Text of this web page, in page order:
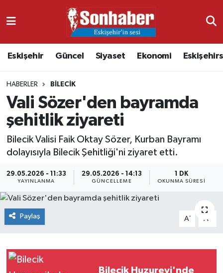
Eskişehir Güncel Siyaset Ekonomi
HABERLER BILECIK
Vali Sözer'den bayramda
şehitlik ziyareti
Bilecik Valisi Faik Oktay Sözer, Kurban Bayramı
dolayısıyla Bilecik Şehitliği'ni ziyaret etti.
29.05.2026 - 11:33
YAYINLANMA
29.05.2026 - 14:13
GÜNCELLEME
1 DK
OKUNMA SÜRESI
Paylaş A- A
Bilecik Huzurevi'nde
Ekonomi
Güncel
Kültür & Sanat
Sağlık
Spor
Nöbetçi Eczaneler
Namaz Vakitleri
Trafik Durumu
Süper Lig Puan Durumu ve Fikstür
Haber Arşivi